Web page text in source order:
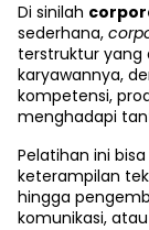
Di sinilah
sederhana,
terstruktur yang
karyawannya,
kompetensi,
menghadapi
Pelatihan ini
keterampilan
hingga
komunikasi,